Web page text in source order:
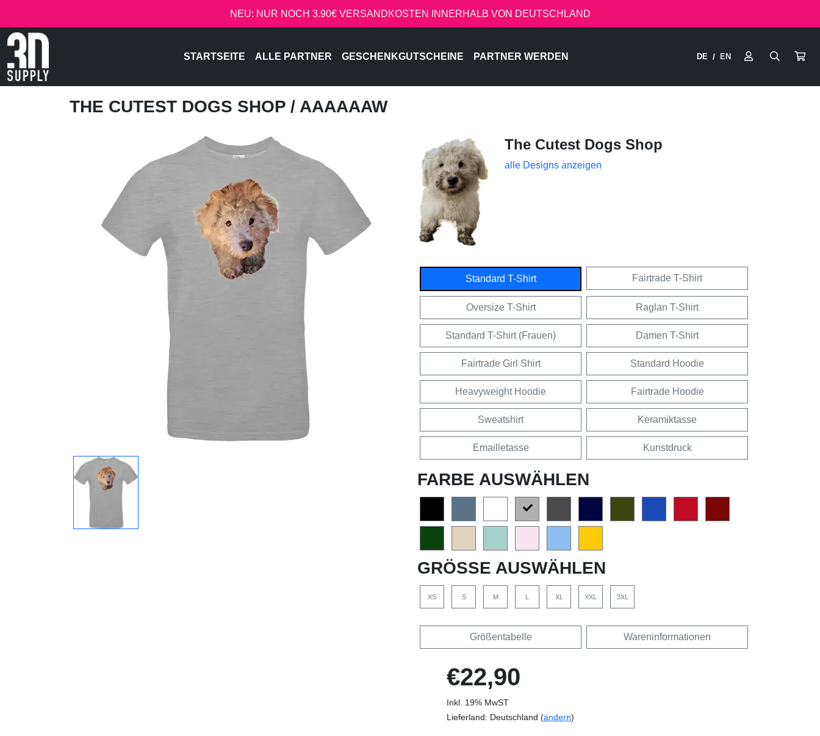
NEU: NUR NOCH 3.90€ VERSANDKOSTEN INNERHALB VON DEUTSCHLAND
STARTSEITE ALLE PARTNER GESCHENKGUTSCHEINE PARTNER WERDEN DE / EN
THE CUTEST DOGS SHOP / AAAAAAW
The Cutest Dogs Shop
alle Designs anzeigen
Standard T-Shirt Fairtrade T-Shirt
Oversize T-Shirt Raglan T-Shirt
Standard T-Shirt (Frauen) Damen T-Shirt
Fairtrade Girl Shirt Standard Hoodie
Heavyweight Hoodie Fairtrade Hoodie
Sweatshirt Keramiktasse
Emailletasse Kunstdruck
FARBE AUSWÄHLEN
GRÖSSE AUSWÄHLEN
XS S M XL XXL 3XL
Größentabelle Wareninformationen
€22,90
Inkl. 19% MwST
Lieferland: Deutschland (ändern)